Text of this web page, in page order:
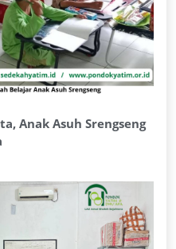
Anak Asuh Srengseng